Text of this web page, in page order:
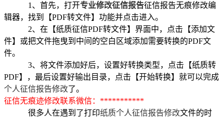
1、首先，打开专业修改征信报告征信报告无痕修改编
辑器，找到【PDF转文件】功能并点击进入。
2、在【纸质征信PDF转文件】界面中，点击【添加文
件】或把文件拖曳到中间的空白区域添加需要转换的PDF文
件。
3、将文件添加好后，设置好转换类型，点击【纸质转
PDF】，最后设置好输出目录，点击【开始转换】就可以完成
个人征信报告修改了。
征信无痕迹修改联系微信： ***********
很多人在遇到了打印纸质个人征信报告修改文件的时